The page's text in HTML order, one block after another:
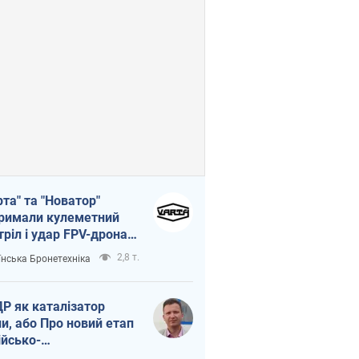
та "Новатор"
кулеметний
і удар FPV-дрона,
життя
ЗСУ
Бронетехніка 2,8 т.
як каталізатор
або Про новий етап